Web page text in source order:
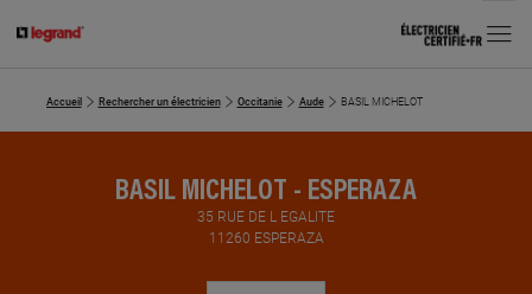
MENU
Accueil Rechercher un électricien Occitanie Aude BASIL MICHELOT
BASIL MICHELOT - ESPERAZA
35 RUE DE L EGALITE
11260 ESPERAZA